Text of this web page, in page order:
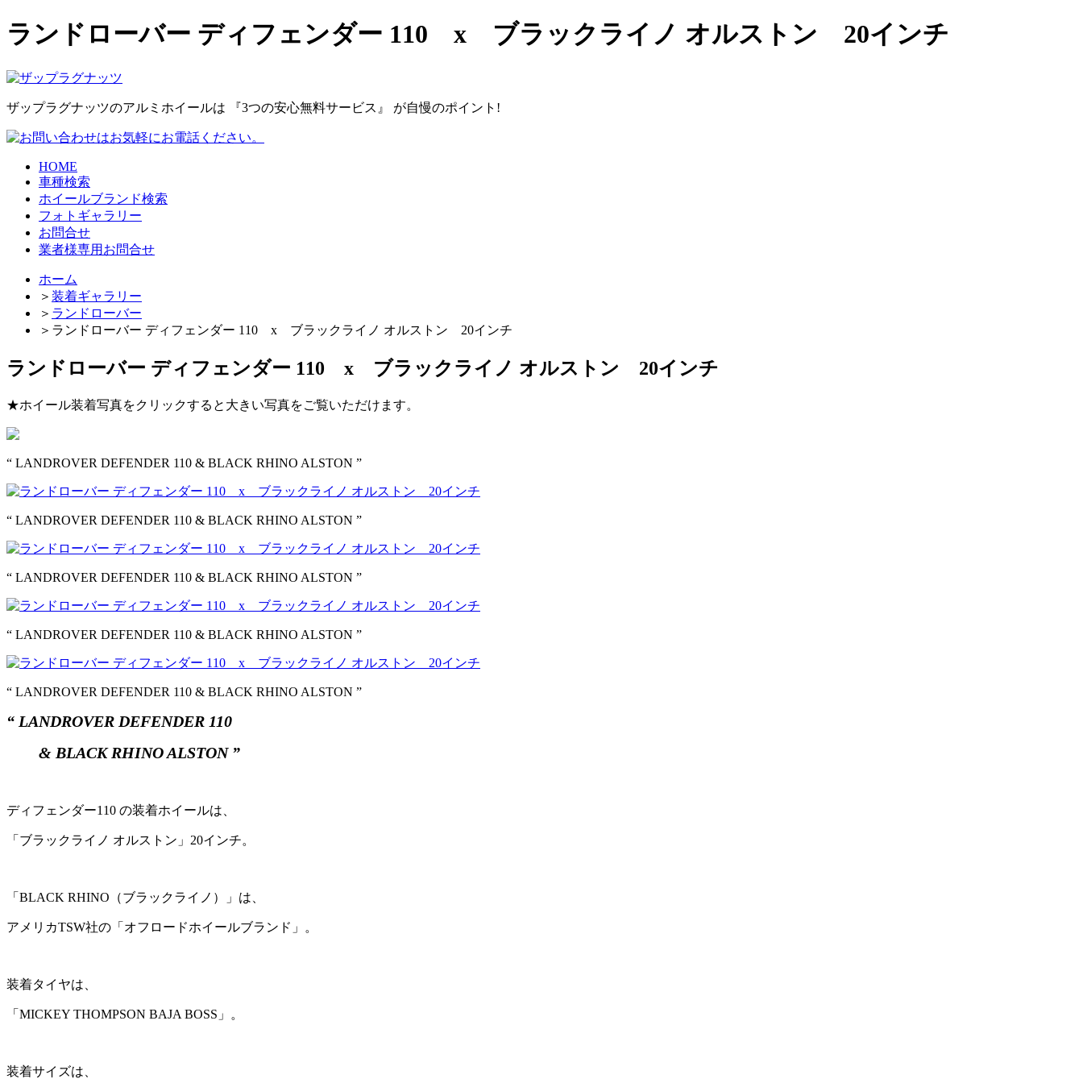
ランドローバー ディフェンダー 110 x ブラックライノ オルストン 20インチ
ザップラグナッツのアルミホイールは 『3つの安心無料サービス』 が自慢のポイント!
HOME
車種検索
ホイールブランド検索
フォトギャラリー
お問合せ
業者様専用お問合せ
ホーム
＞ 装着ギャラリー
＞ ランドローバー
＞ ランドローバー ディフェンダー 110 x ブラックライノ オルストン 20インチ
ランドローバー ディフェンダー 110 x ブラックライノ オルストン 20インチ
★ホイール装着写真をクリックすると大きい写真をご覧いただけます。
“ LANDROVER DEFENDER 110 & BLACK RHINO ALSTON ”
“ LANDROVER DEFENDER 110 & BLACK RHINO ALSTON ”
“ LANDROVER DEFENDER 110 & BLACK RHINO ALSTON ”
“ LANDROVER DEFENDER 110 & BLACK RHINO ALSTON ”
“ LANDROVER DEFENDER 110 & BLACK RHINO ALSTON ”
“ LANDROVER DEFENDER 110
& BLACK RHINO ALSTON ”
ディフェンダー110 の装着ホイールは、
「ブラックライノ オルストン」20インチ。
「BLACK RHINO（ブラックライノ）」は、
アメリカTSW社の「オフロードホイールブランド」。
装着タイヤは、
「MICKEY THOMPSON BAJA BOSS」。
装着サイズは、